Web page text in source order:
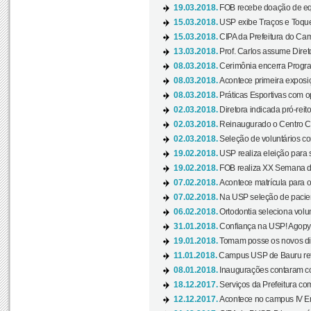
19.03.2018. FOB recebe doação de
15.03.2018. USP exibe Traços e
15.03.2018.CIPA da Prefeitura do
13.03.2018. Prof. Carlos assume
08.03.2018.Cerimônia encerra
08.03.2018.Acontece primeira
08.03.2018. Práticas Esportivas com
02.03.2018. Diretora indicada pró-
02.03.2018. Reinaugurado o Centro
02.03.2018.Seleção de voluntários
19.02.2018. USP realiza eleição para
19.02.2018. FOB realiza XX Semana
07.02.2018.Acontece matrícula para
07.02.2018. Na USP seleção de
06.02.2018.Ortodontia seleciona
31.01.2018.Confiança na USP!
19.01.2018.Tomam posse os novos
11.01.2018.Campus USP de Bauru
08.01.2018. Inaugurações contaram
18.12.2017.Serviços da Prefeitura
12.12.2017.Acontece no campus IV